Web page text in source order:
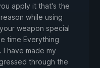
apply it that's the
while using
weapon special
time Everything
have made my
through the